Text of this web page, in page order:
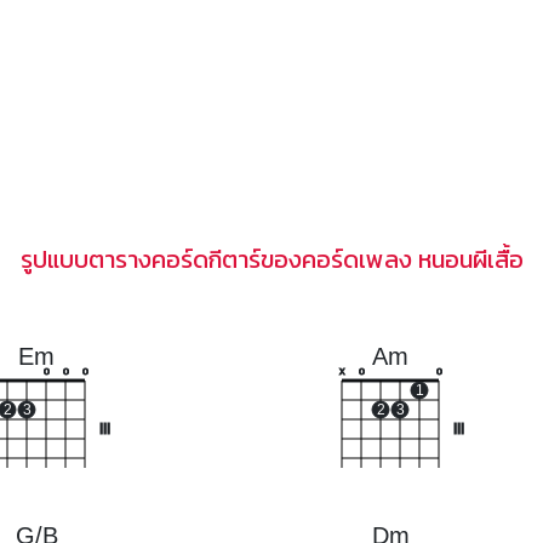
รูปแบบตารางคอร์ดกีตาร์ของคอร์ดเพลง หนอนผีเสื้อ
Em
2 3
o o o
Am
x o
2 3
1
o
G/B Dm